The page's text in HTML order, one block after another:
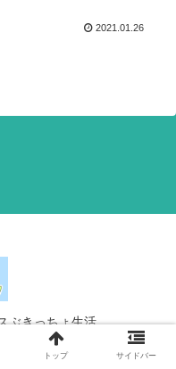
2021.01.26
ぶきっちょ生活.
トップ サイドバー